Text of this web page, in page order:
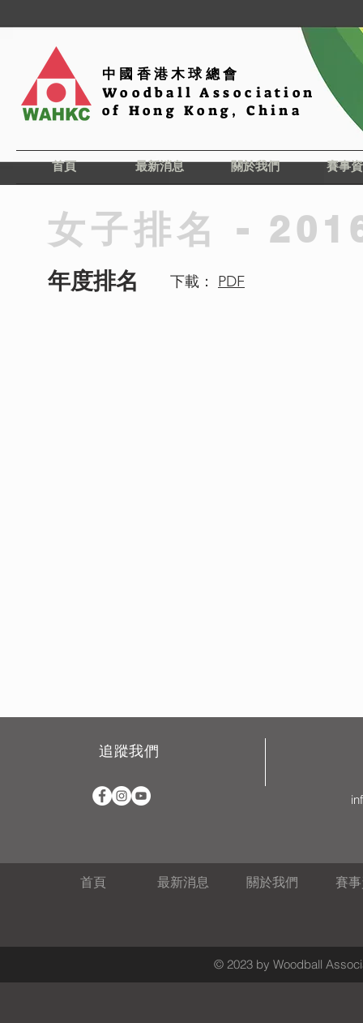
中國香港木球總會
Woodball Association
of Hong Kong, China
女子排名 -
年度排名 下載： PDF
首頁 最新消息 關於我們 賽事
追蹤我們
首頁 最新消息 關於我們 賽
© 2023 by Woodball